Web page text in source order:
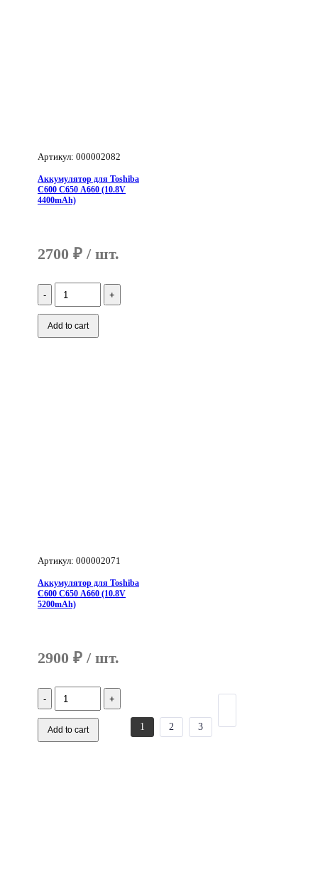
Артикул: 000002082
Аккумулятор для Toshiba
C600 C650 A660 (10.8V
4400mAh)
2700 ₽
Количество
Аккумулятор
для
Toshiba
C600
Add to cart
Артикул: 000002071
Аккумулятор для Toshiba
C600 C650 A660 (10.8V
5200mAh)
2900 ₽
Количество
Аккумулятор
для
Toshiba
C600
Add to cart 1 2 3